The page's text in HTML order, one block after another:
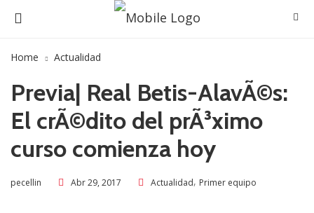
Home Actualidad
Previa| Real Betis-AlavÃ©s:
El crÃ©dito del prÃ³ximo
curso comienza hoy
pecellin Abr 29, 2017 Actualidad, Primer equipo